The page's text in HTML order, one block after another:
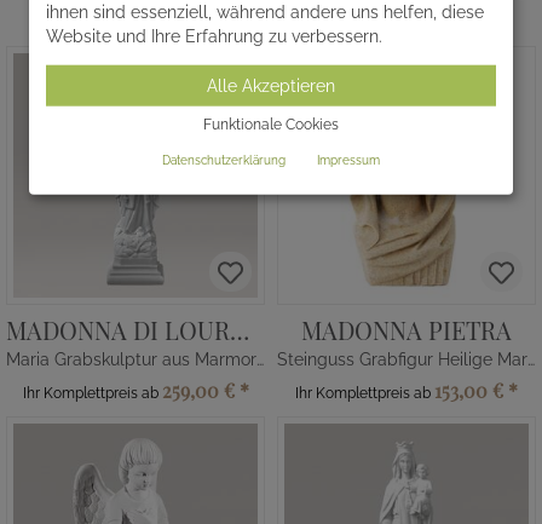
2.675,00 € * 545,00 € *
MADONNA DI LOURDES
Maria Grabskulptur aus Marmorguss
Ihr Komplettpreis ab 259,00 € *
MADONNA PIETRA
Steinguss Grabfigur Heilige Maria
Ihr Komplettpreis ab 153,00 € *
ihnen sind essenziell, während andere uns helfen, diese
Website und Ihre Erfahrung zu verbessern.
Alle Akzeptieren
Funktionale Cookies
Datenschutzerklärung Impressum